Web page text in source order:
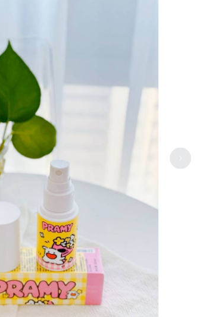
童趣零食分享｜1元荷包蛋糖果
运动**好物｜多维复合维生素分享💊
6天前
近期挖到很满意的单品 健身通勤蓝牙耳机
好物分享